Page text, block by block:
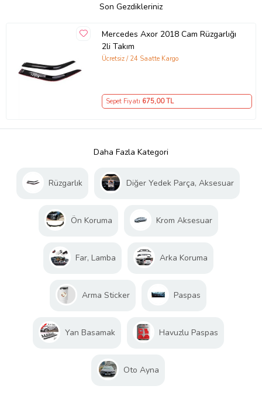
Son Gezdikleriniz
Mercedes Axor 2018 Cam Rüzgarlığı
2li Takım
Ücretsiz / 24 Saatte Kargo
Sepet Fiyatı 675,00 TL
Daha Fazla Kategori
Rüzgarlık Diğer Yedek Parça, Aksesuar
Ön Koruma Krom Aksesuar
Far, Lamba Arka Koruma
Arma Sticker Paspas
Yan Basamak Havuzlu Paspas
Oto Ayna